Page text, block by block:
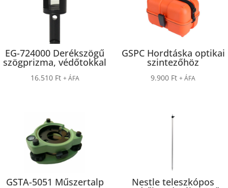
EG-724000 Derékszögű
szögprizma, védőtokkal
16.510 Ft + ÁFA
GSPC Hordtáska optikai
szintezőhöz
9.900 Ft + ÁFA
GSTA-5051 Műszertalp Nestle teleszkópos